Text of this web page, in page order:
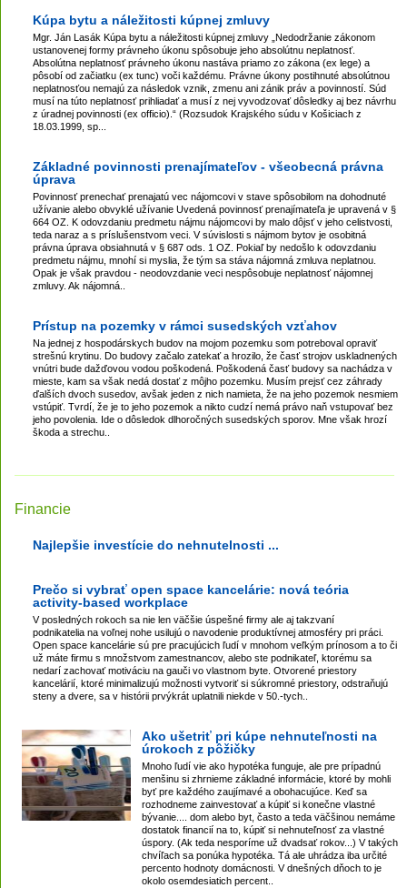
Kúpa bytu a náležitosti kúpnej zmluvy
Mgr. Ján Lasák Kúpa bytu a náležitosti kúpnej zmluvy „Nedodržanie zákonom
ustanovenej formy právneho úkonu spôsobuje jeho absolútnu neplatnosť.
Absolútna neplatnosť právneho úkonu nastáva priamo zo zákona (ex lege) a
pôsobí od začiatku (ex tunc) voči každému. Právne úkony postihnuté absolútnou
neplatnosťou nemajú za následok vznik, zmenu ani zánik práv a povinností. Súd
musí na túto neplatnosť prihliadať a musí z nej vyvodzovať dôsledky aj bez návrhu
z úradnej povinnosti (ex officio).“ (Rozsudok Krajského súdu v Košiciach z
18.03.1999, sp...
Základné povinnosti prenajímateľov - všeobecná právna
úprava
Povinnosť prenechať prenajatú vec nájomcovi v stave spôsobilom na dohodnuté
užívanie alebo obvyklé užívanie Uvedená povinnosť prenajímateľa je upravená v §
664 OZ. K odovzdaniu predmetu nájmu nájomcovi by malo dôjsť v jeho celistvosti,
teda naraz a s príslušenstvom veci. V súvislosti s nájmom bytov je osobitná
právna úprava obsiahnutá v § 687 ods. 1 OZ. Pokiaľ by nedošlo k odovzdaniu
predmetu nájmu, mnohí si myslia, že tým sa stáva nájomná zmluva neplatnou.
Opak je však pravdou - neodovzdanie veci nespôsobuje neplatnosť nájomnej
zmluvy. Ak nájomná..
Prístup na pozemky v rámci susedských vzťahov
Na jednej z hospodárskych budov na mojom pozemku som potreboval opraviť
strešnú krytinu. Do budovy začalo zatekať a hrozilo, že časť strojov uskladnených
vnútri bude dažďovou vodou poškodená. Poškodená časť budovy sa nachádza v
mieste, kam sa však nedá dostať z môjho pozemku. Musím prejsť cez záhrady
ďalších dvoch susedov, avšak jeden z nich namieta, že na jeho pozemok nesmiem
vstúpiť. Tvrdí, že je to jeho pozemok a nikto cudzí nemá právo naň vstupovať bez
jeho povolenia. Ide o dôsledok dlhoročných susedských sporov. Mne však hrozí
škoda a strechu..
Financie
Najlepšie investície do nehnutelnosti ...
Prečo si vybrať open space kancelárie: nová teória
activity-based workplace
V posledných rokoch sa nie len väčšie úspešné firmy ale aj takzvaní
podnikatelia na voľnej nohe usilujú o navodenie produktívnej atmosféry pri práci.
Open space kancelárie sú pre pracujúcich ľudí v mnohom veľkým prínosom a to či
už máte firmu s množstvom zamestnancov, alebo ste podnikateľ, ktorému sa
nedarí zachovať motiváciu na gauči vo vlastnom byte. Otvorené priestory
kancelárií, ktoré minimalizujú možnosti vytvoriť si súkromné priestory, odstraňujú
steny a dvere, sa v histórii prvýkrát uplatnili niekde v 50.-tych..
Ako ušetriť pri kúpe nehnuteľnosti na
úrokoch z pôžičky
Mnoho ľudí vie ako hypotéka funguje, ale pre prípadnú
menšinu si zhrnieme základné informácie, ktoré by mohli
byť pre každého zaujímavé a obohacujúce. Keď sa
rozhodneme zainvestovať a kúpiť si konečne vlastné
bývanie.... dom alebo byt, často a teda väčšinou nemáme
dostatok financií na to, kúpiť si nehnuteľnosť za vlastné
úspory. (Ak teda nesporíme už dvadsať rokov...) V takých
chvíľach sa ponúka hypotéka. Tá ale uhrádza iba určité
percento hodnoty domácnosti. V dnešných dňoch to je
okolo osemdesiatich percent..